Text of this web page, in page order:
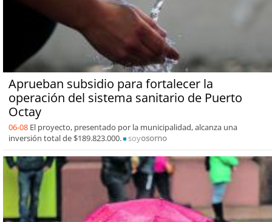
Aprueban subsidio para fortalecer la
operación del sistema sanitario de Puerto
Octay
06-08 El proyecto, presentado por la municipalidad, alcanza una
inversión total de $189.823.000.
soyosorno